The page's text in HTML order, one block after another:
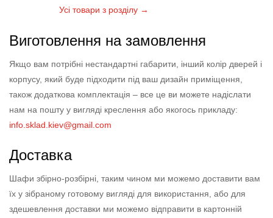
Усі товари з розділу →
Виготовлення на замовлення
Якщо вам потрібні нестандартні габарити, інший колір дверей і
корпусу, який буде підходити під ваш дизайн приміщення,
також додаткова комплектація – все це ви можете надіслати
нам на пошту у вигляді креслення або якогось прикладу:
info.sklad.kiev@gmail.com
Доставка
Шафи збірно-розбірні, таким чином ми можемо доставити вам
їх у зібраному готовому вигляді для використання, або для
здешевлення доставки ми можемо відправити в картонній